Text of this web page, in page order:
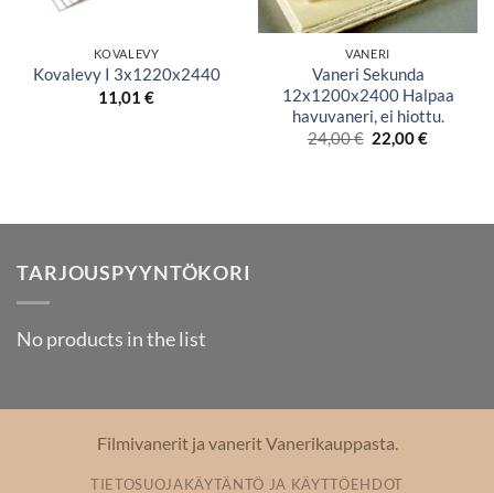
KOVALEVY
Kovalevy I 3x1220x2440
11,01 €
VANERI
Vaneri Sekunda
12x1200x2400 Halpaa
havuvaneri, ei hiottu.
24,00€ Alkuperäinen
hinta
22,00€
TARJOUSPYYNTÖKORI
No products in the list
Filmivanerit ja vanerit Vanerikauppasta.
TIETOSUOJAKÄYTÄNTÖ JA KÄYTTÖEHDOT